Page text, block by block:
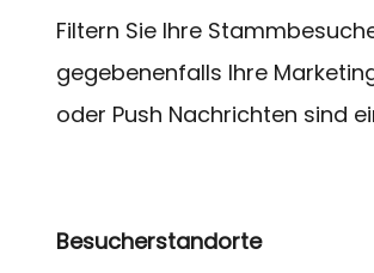
Filtern Sie Ihre
gegebenenfalls Ihre
oder Push Nachrichten sind
Besucherstandorte